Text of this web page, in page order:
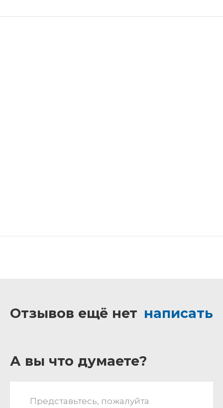
Отзывов ещё нет написать
А вы что думаете?